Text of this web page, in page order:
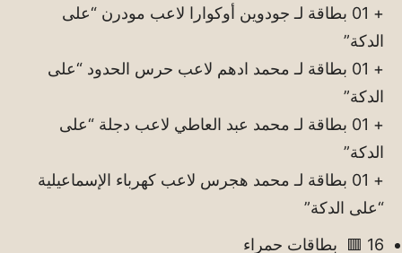
+ 01 بطاقة لـ جودوين أوكوارا لاعب مودرن “على
الدكة”
+ 01 بطاقة لـ محمد ادهم لاعب حرس الحدود “على
الدكة”
+ 01 بطاقة لـ محمد عبد العاطي لاعب دجلة “على
الدكة”
+ 01 بطاقة لـ محمد هجرس لاعب كهرباء الإسماعيلية
“على الدكة”
16 🟥 بطاقات حمراء